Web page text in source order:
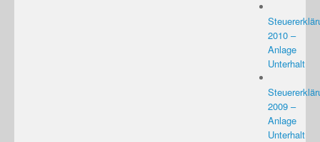
2010 –
Anlage
Unterhalt
2009 –
Anlage
Unterhalt